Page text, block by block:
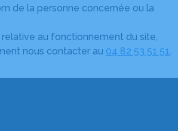
de la personne concernée ou la
au fonctionnement du site,
nous contacter au 04 82 53 51 51.